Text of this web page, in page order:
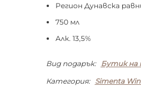
Регион Дунавска
750 мл
Алк. 13,5%
Вид подарък:
Бутик
Категория:
Simenta